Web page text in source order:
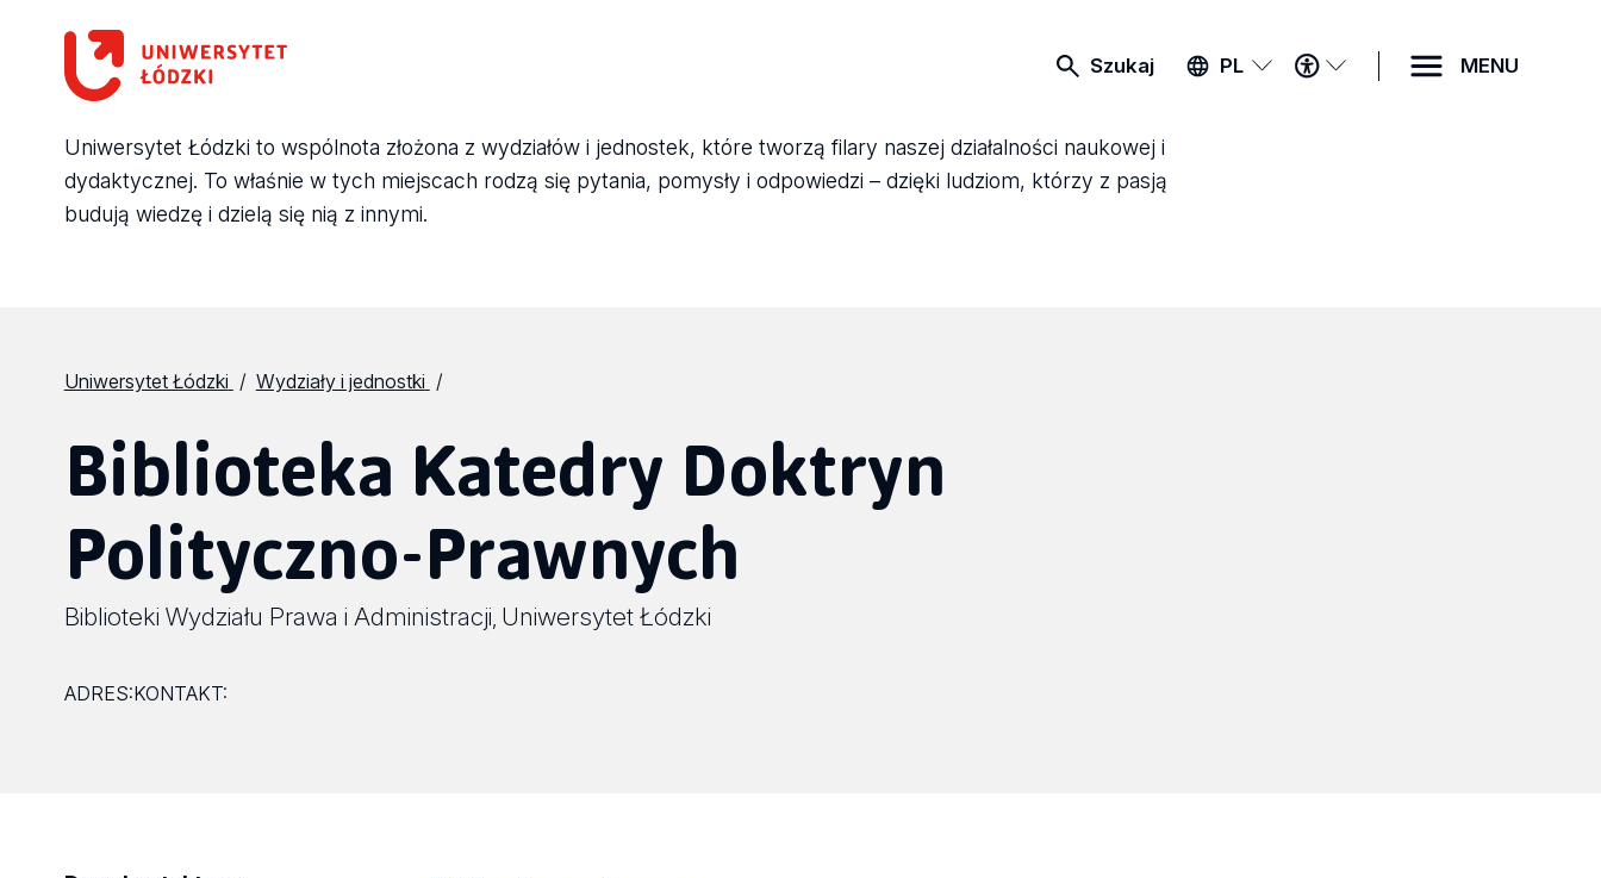
Szukaj PL
MENU
DOSTĘPNOŚCI
MENU
Uniwersytet Łódzki to wspólnota złożona z wydziałów i jednostek, które tworzą filary naszej działalności naukowej i
dydaktycznej. To właśnie w tych miejscach rodzą się pytania, pomysły i odpowiedzi – dzięki ludziom, którzy z pasją
budują wiedzę i dzielą się nią z innymi.
Uniwersytet Łódzki Wydziały i jednostki
Biblioteka Katedry Doktryn
Polityczno-Prawnych
Biblioteki Wydziału Prawa i Administracji Uniwersytet Łódzki
ADRES:KONTAKT: